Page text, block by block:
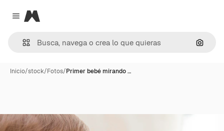
Close menu
Magnific
Inicio/stock/Fotos/Primer bebé mirando …